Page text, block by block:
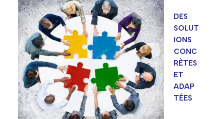
DES
SOLUT
IONS
CONC
RÈTES
ET
ADAP
TÉES